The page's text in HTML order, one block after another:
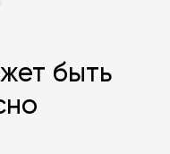
быть